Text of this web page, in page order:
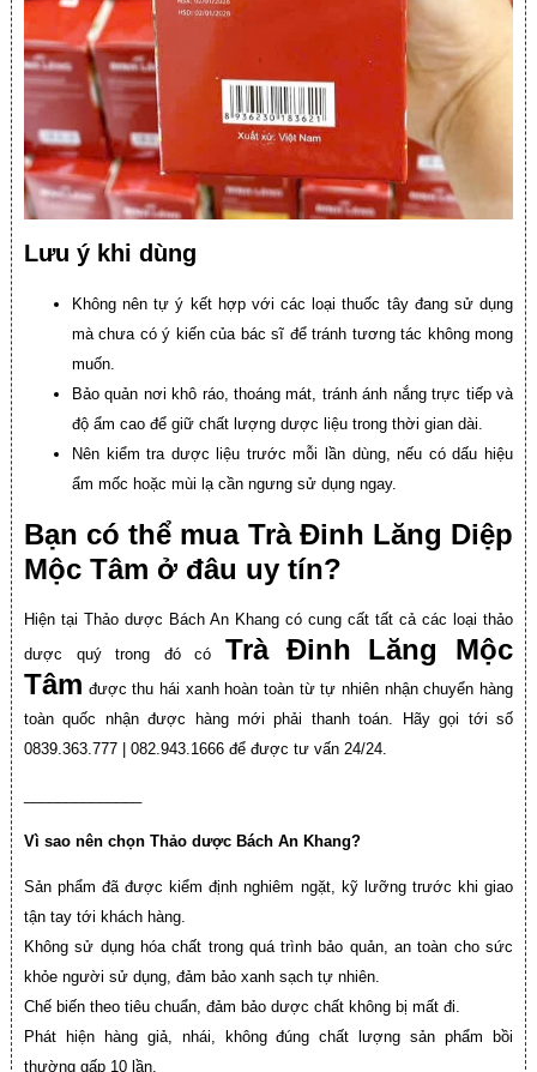
Lưu ý khi dùng
Không nên tự ý kết hợp với các loại thuốc tây đang sử dụng
mà chưa có ý kiến của bác sĩ để tránh tương tác không mong
muốn.
Bảo quản nơi khô ráo, thoáng mát, tránh ánh nắng trực tiếp và
độ ẩm cao để giữ chất lượng dược liệu trong thời gian dài.
Nên kiểm tra dược liệu trước mỗi lần dùng, nếu có dấu hiệu
ẩm mốc hoặc mùi lạ cần ngưng sử dụng ngay.
Bạn có thể mua Trà Đinh Lăng Diệp
Mộc Tâm ở đâu uy tín?
Hiện tại Thảo dược Bách An Khang có cung cất tất cả các loại thảo
dược quý trong đó có Trà Đinh Lăng Mộc
Tâm được thu hái xanh hoàn toàn từ tự nhiên nhận chuyển hàng
toàn quốc nhận được hàng mới phải thanh toán. Hãy gọi tới số
0839.363.777 | 082.943.1666 để được tư vấn 24/24.
Vì sao nên chọn Thảo dược Bách An Khang?
Sản phẩm đã được kiểm định nghiêm ngặt, kỹ lưỡng trước khi giao
tận tay tới khách hàng.
Không sử dụng hóa chất trong quá trình bảo quản, an toàn cho sức
khỏe người sử dụng, đảm bảo xanh sạch tự nhiên.
Chế biến theo tiêu chuẩn, đảm bảo dược chất không bị mất đi.
Phát hiện hàng giả, nhái, không đúng chất lượng sản phẩm bồi
thường gấp 10 lần.